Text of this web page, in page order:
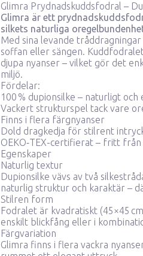
Glimra Prydnadskuddsfodral –
Glimra är ett
silkets naturliga
Med sina levande
soffan eller sängen.
djupa nyanser – vilket gör det
miljö.
Fördelar:
100 % dupionsilke – naturligt och
Vackert strukturspel tack vare
Finns i flera färgnyanser
Dold dragkedja för stilrent
OEKO‑TEX-certifierat – fritt från
Egenskaper
Naturlig textur
Dupionsilke vävs av två
naturlig struktur och karaktär –
Stilren form
Fodralet är kvadratiskt (45×45
enskilt blickfång eller i
Färgvariation
Glimra finns i flera vackra